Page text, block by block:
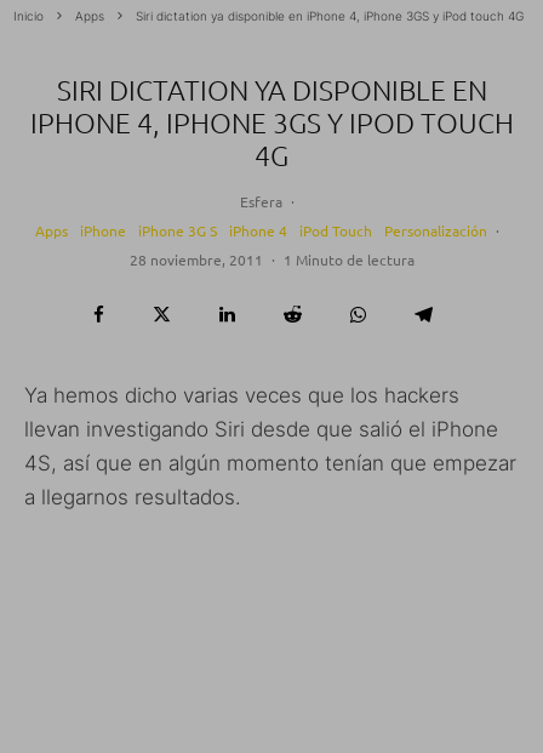
Inicio Apps Siri dictation ya disponible en iPhone 4, iPhone 3GS y iPod touch 4G
SIRI DICTATION YA DISPONIBLE EN
IPHONE 4, IPHONE 3GS Y IPOD TOUCH
4G
Esfera ·
Apps
iPhone iPhone 3G S iPhone 4 iPod Touch Personalización ·
28 noviembre, 2011
· 1 Minuto de lectura
Ya hemos dicho varias veces que los hackers
llevan investigando Siri desde que salió el iPhone
4S, así que en algún momento tenían que empezar
a llegarnos resultados.